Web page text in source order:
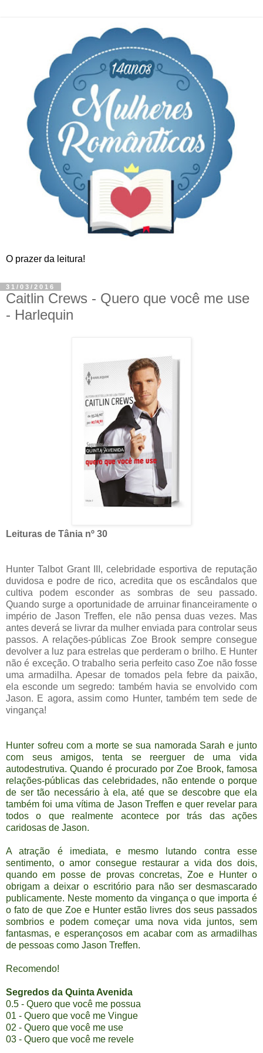
O prazer da leitura!
31/03/2016
Caitlin Crews - Quero que você me use
- Harlequin
Leituras de Tânia nº 30
Hunter Talbot Grant III, celebridade esportiva de reputação
duvidosa e podre de rico, acredita que os escândalos que
cultiva podem esconder as sombras de seu passado.
Quando surge a oportunidade de arruinar financeiramente o
império de Jason Treffen, ele não pensa duas vezes. Mas
antes deverá se livrar da mulher enviada para controlar seus
passos. A relações-públicas Zoe Brook sempre consegue
devolver a luz para estrelas que perderam o brilho. E Hunter
não é exceção. O trabalho seria perfeito caso Zoe não fosse
uma armadilha. Apesar de tomados pela febre da paixão,
ela esconde um segredo: também havia se envolvido com
Jason. E agora, assim como Hunter, também tem sede de
vingança!
Hunter sofreu com a morte se sua namorada Sarah e junto
com seus amigos, tenta se reerguer de uma vida
autodestrutiva. Quando é procurado por Zoe Brook, famosa
relações-públicas das celebridades, não entende o porque
de ser tão necessário à ela, até que se descobre que ela
também foi uma vítima de Jason Treffen e quer revelar para
todos o que realmente acontece por trás das ações
caridosas de Jason.
A atração é imediata, e mesmo lutando contra esse
sentimento, o amor consegue restaurar a vida dos dois,
quando em posse de provas concretas, Zoe e Hunter o
obrigam a deixar o escritório para não ser desmascarado
publicamente. Neste momento da vingança o que importa é
o fato de que Zoe e Hunter estão livres dos seus passados
sombrios e podem começar uma nova vida juntos, sem
fantasmas, e esperançosos em acabar com as armadilhas
de pessoas como Jason Treffen.
Recomendo!
Segredos da Quinta Avenida
0.5 - Quero que você me possua
01 - Quero que você me Vingue
02 - Quero que você me use
03 - Quero que você me revele